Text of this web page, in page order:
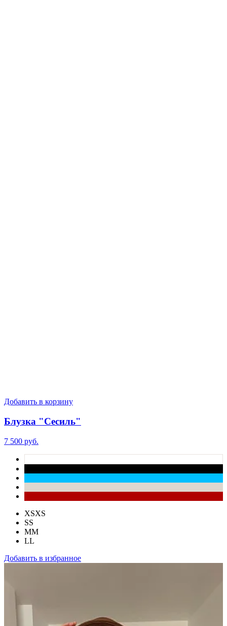
Добавить в корзину
Блузка "Сесиль"
7 500 руб.
XSXS
SS
MM
LL
Добавить в избранное